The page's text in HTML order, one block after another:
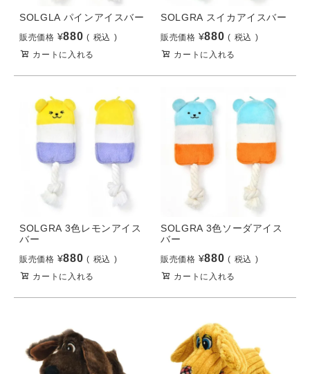
SOLGLA パインアイスバー
販売価格 ¥880
税込
カートに入れる
SOLGRA スイカアイスバー
販売価格 ¥880
税込
カートに入れる
SOLGRA 3色レモンアイス
バー
販売価格 ¥880
税込
カートに入れる
SOLGRA 3色ソーダアイス
バー
販売価格 ¥880
税込
カートに入れる